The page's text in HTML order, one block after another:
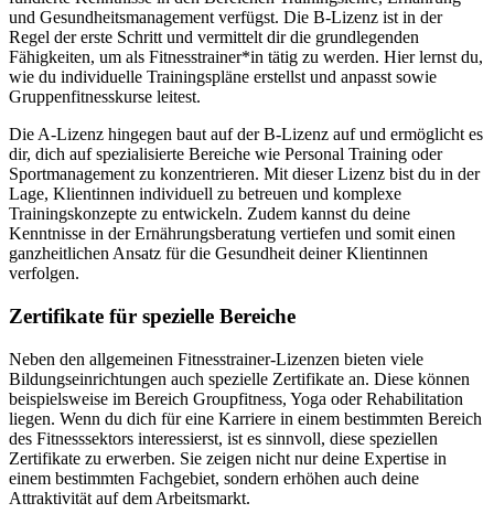
und Gesundheitsmanagement verfügst. Die B-Lizenz ist in der
Regel der erste Schritt und vermittelt dir die grundlegenden
Fähigkeiten, um als Fitnesstrainer*in tätig zu werden. Hier lernst du,
wie du individuelle Trainingspläne erstellst und anpasst sowie
Gruppenfitnesskurse leitest.
Die A-Lizenz hingegen baut auf der B-Lizenz auf und ermöglicht es
dir, dich auf spezialisierte Bereiche wie Personal Training oder
Sportmanagement zu konzentrieren. Mit dieser Lizenz bist du in der
Lage, Klientinnen individuell zu betreuen und komplexe
Trainingskonzepte zu entwickeln. Zudem kannst du deine
Kenntnisse in der Ernährungsberatung vertiefen und somit einen
ganzheitlichen Ansatz für die Gesundheit deiner Klientinnen
verfolgen.
Zertifikate für spezielle Bereiche
Neben den allgemeinen Fitnesstrainer-Lizenzen bieten viele
Bildungseinrichtungen auch spezielle Zertifikate an. Diese können
beispielsweise im Bereich Groupfitness, Yoga oder Rehabilitation
liegen. Wenn du dich für eine Karriere in einem bestimmten Bereich
des Fitnesssektors interessierst, ist es sinnvoll, diese speziellen
Zertifikate zu erwerben. Sie zeigen nicht nur deine Expertise in
einem bestimmten Fachgebiet, sondern erhöhen auch deine
Attraktivität auf dem Arbeitsmarkt.